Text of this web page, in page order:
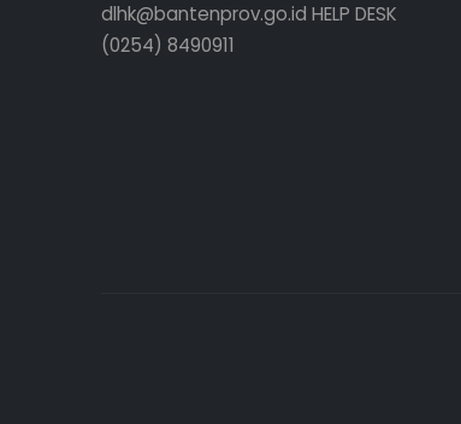
dlhk@bantenprov.go.id HELP DESK
(0254) 8490911